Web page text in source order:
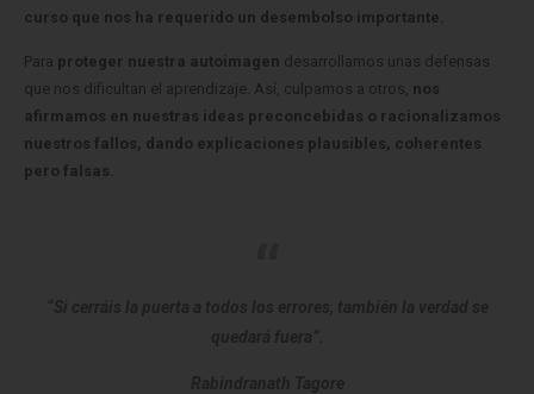
curso que nos ha requerido un desembolso importante.
Para proteger nuestra autoimagen desarrollamos unas defensas
que nos dificultan el aprendizaje. Así, culpamos a otros, nos
afirmamos en nuestras ideas preconcebidas o racionalizamos
nuestros fallos, dando explicaciones plausibles, coherentes
pero falsas.